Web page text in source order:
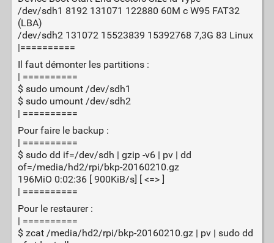
/dev/sdh1 8192 131071 122880 60M c W95 FAT32
(LBA)
/dev/sdh2 131072 15523839 15392768 7,3G 83 Linux
|==========
Il faut démonter les partitions :
| ==========
$ sudo umount /dev/sdh1
$ sudo umount /dev/sdh2
| ==========
Pour faire le backup :
| ==========
$ sudo dd if=/dev/sdh | gzip -v6 | pv | dd
of=/media/hd2/rpi/bkp-20160210.gz
196MiO 0:02:36 [ 900KiB/s] [ <=> ]
| ==========
Pour le restaurer :
| ==========
$ zcat /media/hd2/rpi/bkp-20160210.gz | pv | sudo dd